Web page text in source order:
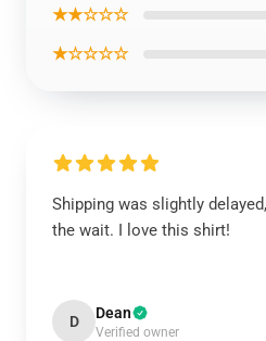
★★☆☆☆
★☆☆☆☆
Shipping was slightly
the wait. I love this shirt!
D Dean
Verified owner